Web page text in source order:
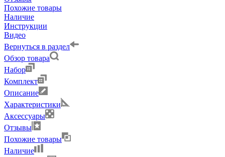
Похожие товары
Наличие
Инструкции
Видео
Вернуться в раздел
Обзор товара
Набор
Комплект
Описание
Характеристики
Аксессуары
Отзывы
Похожие товары
Наличие